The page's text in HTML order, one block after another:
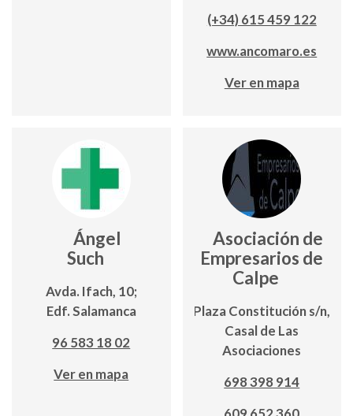
(+34) 615 459 122
www.ancomaro.es
Ver en mapa
Ángel
Such
Avda. Ifach, 10;
Edf. Salamanca
96 583 18 02
Ver en mapa
Asociación de
Empresarios de
Calpe
Plaza Constitución s/n,
Casal de Las
Asociaciones
698 398 914